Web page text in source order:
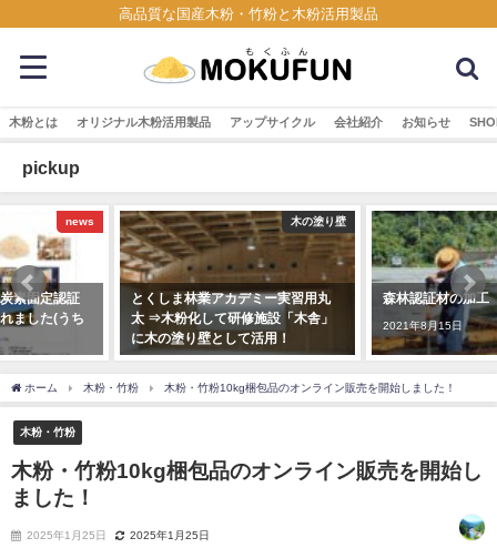
高品質な国産木粉・竹粉と木粉活用製品
木粉とは オリジナル木粉活用製品 アップサイクル 会社紹介 お知らせ
pickup
木の塗り壁
とくしま林業アカデミー実習用丸
太 ⇒木粉化して研修施設「木舎」
に木の塗り壁として活用！
木粉・竹粉
森林認証材の加工 丸太の皮むき
2021年8月15日
ホーム 木粉・竹粉 木粉・竹粉10kg梱包品のオンライン販売を開始しました！
木粉・竹粉
木粉・竹粉10kg梱包品のオンライン販売を開始し
ました！
2025年1月25日 2025年1月25日